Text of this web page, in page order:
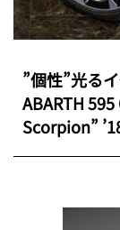
”個性”光る
ABARTH
Scorpion”